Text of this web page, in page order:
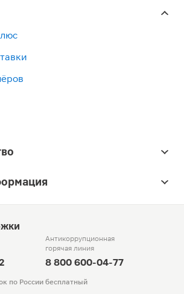
Антикоррупционная
горячая линия
8 800 600-04-77
по России бесплатный